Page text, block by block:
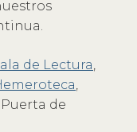
de Lectura
de